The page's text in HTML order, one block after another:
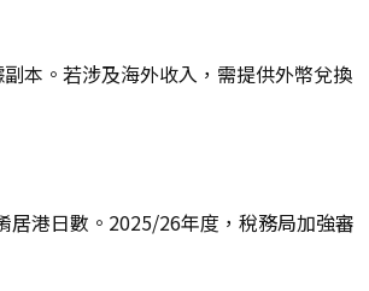
本。若涉及海外收入，需提供外幣兌換
居港日數。2025/26年度，稅務局加強審